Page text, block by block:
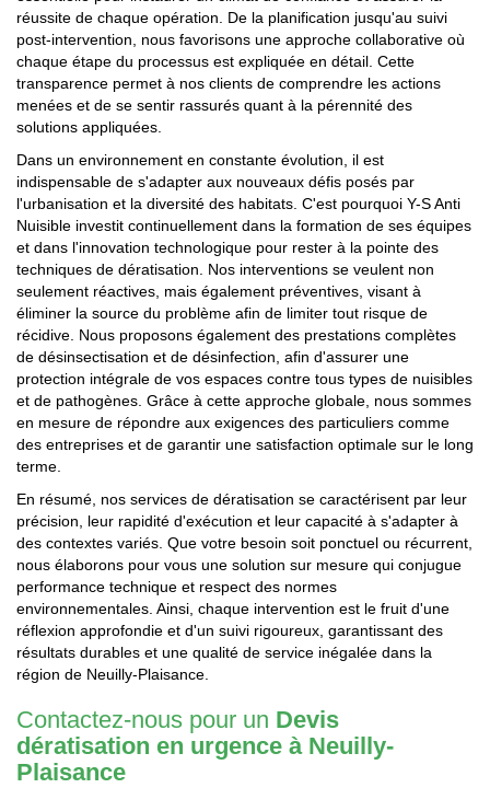
réussite de chaque opération. De la planification jusqu'au suivi
post-intervention, nous favorisons une approche collaborative où
chaque étape du processus est expliquée en détail. Cette
transparence permet à nos clients de comprendre les actions
menées et de se sentir rassurés quant à la pérennité des
solutions appliquées.
Dans un environnement en constante évolution, il est
indispensable de s'adapter aux nouveaux défis posés par
l'urbanisation et la diversité des habitats. C'est pourquoi Y-S Anti
Nuisible investit continuellement dans la formation de ses équipes
et dans l'innovation technologique pour rester à la pointe des
techniques de dératisation. Nos interventions se veulent non
seulement réactives, mais également préventives, visant à
éliminer la source du problème afin de limiter tout risque de
récidive. Nous proposons également des prestations complètes
de désinsectisation et de désinfection, afin d'assurer une
protection intégrale de vos espaces contre tous types de nuisibles
et de pathogènes. Grâce à cette approche globale, nous sommes
en mesure de répondre aux exigences des particuliers comme
des entreprises et de garantir une satisfaction optimale sur le long
terme.
En résumé, nos services de dératisation se caractérisent par leur
précision, leur rapidité d'exécution et leur capacité à s'adapter à
des contextes variés. Que votre besoin soit ponctuel ou récurrent,
nous élaborons pour vous une solution sur mesure qui conjugue
performance technique et respect des normes
environnementales. Ainsi, chaque intervention est le fruit d'une
réflexion approfondie et d'un suivi rigoureux, garantissant des
résultats durables et une qualité de service inégalée dans la
région de Neuilly-Plaisance.
Contactez-nous pour un Devis
dératisation en urgence à Neuilly-
Plaisance